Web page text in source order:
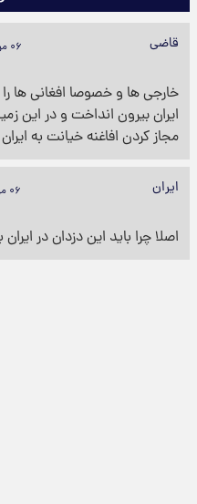
قاضی ۰۶ مرداد ۱۴۰۴ - ۱۰:۰۸
خارجی ها و خصوصا افغانی ها را
ایران بیرون انداخت و در این
مجاز کردن افاغنه خیانت به
ایران ۰۶ مرداد ۱۴۰۴ - ۲۱:۰۷
اصلا چرا باید این دزدان در